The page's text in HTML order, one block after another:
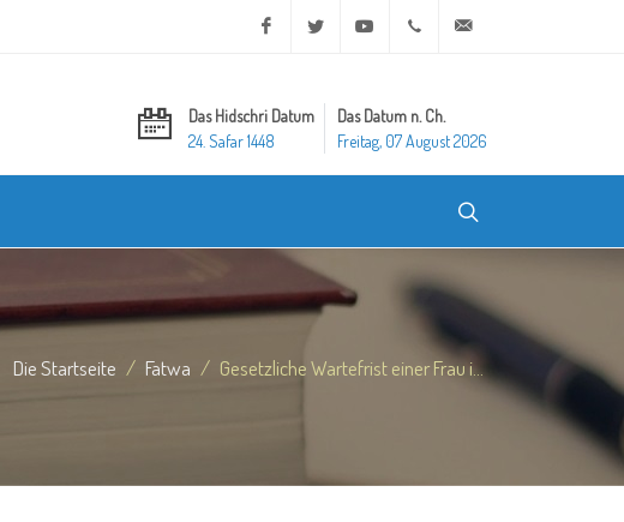
Facebook Twitter Youtube +20 2 25970400
Das Hidschri Datum
24. Safar 1448
Das Datum n. Ch.
Freitag, 07 August 2026
Die Startseite Fatwa Gesetzliche Wartefrist einer Frau i...